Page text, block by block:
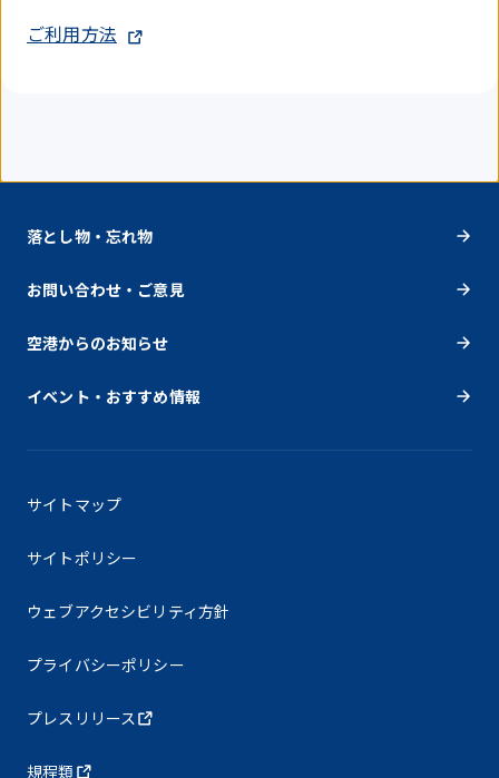
ご利用方法
落とし物・忘れ物
お問い合わせ・ご意見
空港からのお知らせ
イベント・おすすめ情報
サイトマップ
サイトポリシー
ウェブアクセシビリティ方針
プライバシーポリシー
プレスリリース
規程類